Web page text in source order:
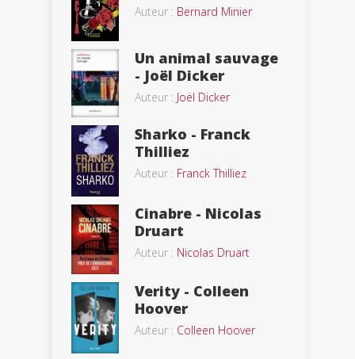
Auteur : Bernard Minier
Un animal sauvage
- Joël Dicker
Auteur : Joël Dicker
Sharko - Franck
Thilliez
Auteur : Franck Thilliez
Cinabre - Nicolas
Druart
Auteur : Nicolas Druart
Verity - Colleen
Hoover
Auteur : Colleen Hoover